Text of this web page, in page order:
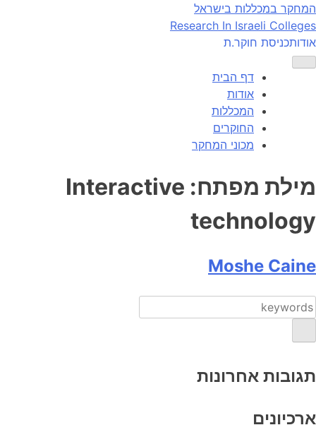
Skip
to
content
המחקר במכללות בישראל
Research In Israeli Colleges
אודותכניסת חוקר.ת
דף הבית
אודות
המכללות
החוקרים
מכוני המחקר
מילת מפתח: Interactive
technology
Moshe Caine
תגובות אחרונות
ארכיונים